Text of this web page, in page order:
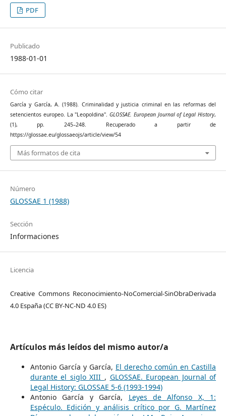
PDF
Publicado
1988-01-01
Cómo citar
García y García, A. (1988). Criminalidad y justicia criminal en las reformas del
setencientos europeo. La "Leopoldina".GLOSSAE. European Journal of Legal History,
(1), pp. 245–248. Recuperado a partir de
https://glossae.eu/glossaeojs/article/view/54
Más formatos de cita
Número
GLOSSAE 1 (1988)
Sección
Informaciones
Licencia
Creative Commons Reconocimiento-NoComercial-SinObraDerivada
4.0 España (CC BY-NC-ND 4.0 ES)
Artículos más leídos del mismo autor/a
Antonio García y García, El derecho común en Castilla
durante el siglo XIII , GLOSSAE. European Journal of
Legal History: GLOSSAE 5-6 (1993-1994)
Antonio García y García, Leyes de Alfonso X, 1:
Espéculo. Edición y análisis crítico por G. Martínez